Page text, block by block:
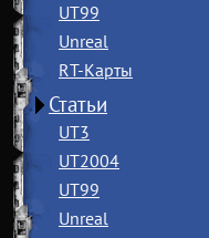
UT99
Unreal
RT-Карты
Статьи
UT3
UT2004
UT99
Unreal